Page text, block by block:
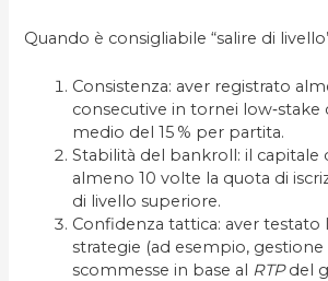
Quando è consigliabile “salire di
Consistenza: aver registrato
consecutive in tornei
medio del 15 % per partita.
Stabilità del bankroll: il capitale
almeno 10 volte la quota di
di livello superiore.
Confidenza tattica: aver testato
strategie (ad esempio, gestione
scommesse in base al RTPdel